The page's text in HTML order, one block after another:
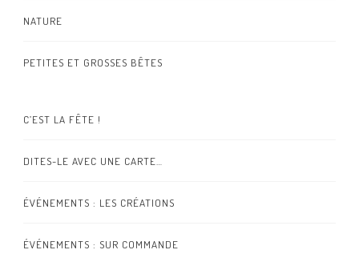
NATURE
PETITES ET GROSSES BÊTES
C’EST LA FÊTE !
DITES-LE AVEC UNE CARTE…
ÉVÉNEMENTS : LES CRÉATIONS
ÉVÉNEMENTS : SUR COMMANDE